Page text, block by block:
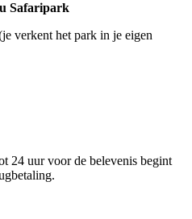
Safaripark
verkent het park in je eigen
24 uur voor de belevenis begint